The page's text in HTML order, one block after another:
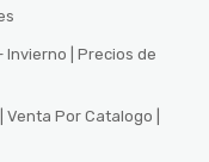
Invierno | Precios de
Por Catalogo |